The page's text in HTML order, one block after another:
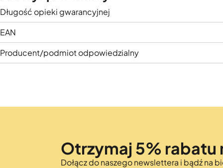
Długość opieki gwarancyjnej
EAN
Producent/podmiot odpowiedzialny
Otrzymaj 5% rabatu
Dołącz do naszego newslettera i bądź na